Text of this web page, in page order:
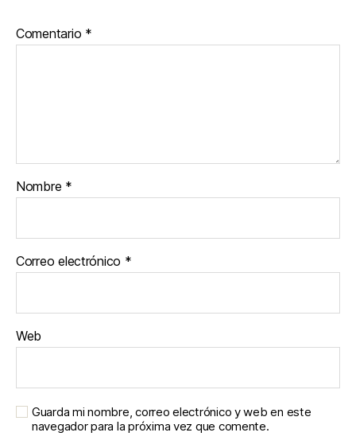
Comentario *
Nombre *
Correo electrónico *
Web
Guarda mi nombre, correo electrónico y web en este
navegador para la próxima vez que comente.